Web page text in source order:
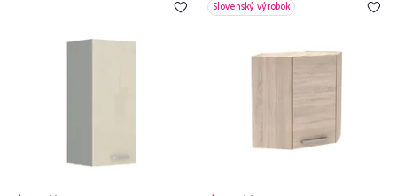
Slovenský výrobok